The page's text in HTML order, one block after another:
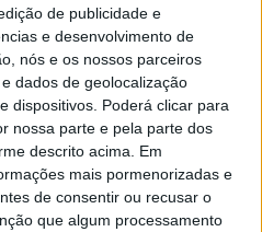
de publicidade e
e desenvolvimento de
nós e os nossos parceiros
dados de geolocalização
dispositivos. Poderá clicar para
nossa parte e pela parte dos
descrito acima. Em
mais pormenorizadas e
de consentir ou recusar o
que algum processamento